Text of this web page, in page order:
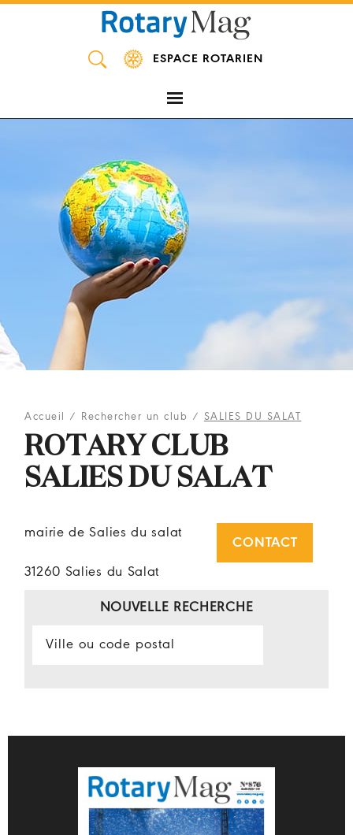
ESPACE ROTARIEN
Accueil / Rechercher un club / SALIES DU SALAT
ROTARY CLUB
SALIES DU SALAT
mairie de Salies du salat
31260 Salies du Salat
CONTACT
NOUVELLE RECHERCHE
Panneau de gestion des cookies